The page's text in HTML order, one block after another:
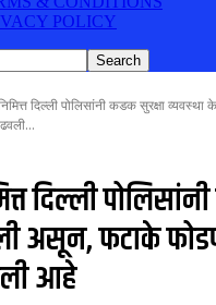
POLICY
दिल्ली पोलिसांनी कडक सुरक्षा
दिल्ली
असून, फटाके
आहे